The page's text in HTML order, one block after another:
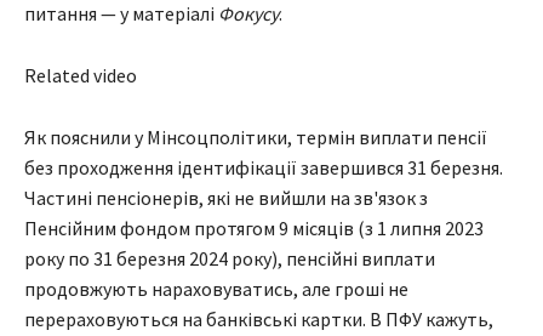
питання — у матеріалі Фокусу.
Related video
Як пояснили у Мінсоцполітики, термін виплати пенсії
без проходження ідентифікації завершився 31 березня.
Частині пенсіонерів, які не вийшли на зв'язок з
Пенсійним фондом протягом 9 місяців (з 1 липня 2023
року по 31 березня 2024 року), пенсійні виплати
продовжують нараховуватись, але гроші не
перераховуються на банківські картки. В ПФУ кажуть,